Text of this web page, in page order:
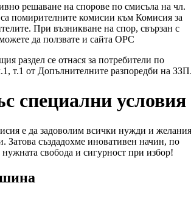
решаване на спорове по смисъла на чл.
помирителните комисии към Комисия за
При възникване на спор, свързан с
да ползвате и сайта ОРС
раздел се отнася за потребители по
т.1 от Допълнителните разпоредби на
специални условия
е да задоволим всички нужди и желания
Затова създадохме иновативен начин, по
свобода и сигурност при избор!